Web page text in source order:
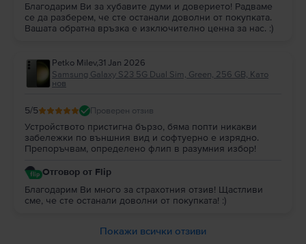
Благодарим Ви за хубавите думи и доверието! Радваме
се да разберем, че сте останали доволни от покупката.
Вашата обратна връзка е изключително ценна за нас. :)
Petko Milev,31 Jan 2026
Samsung Galaxy S23 5G Dual Sim, Green, 256 GB, Като
нов
5/5 Проверен отзив
Устройството пристигна бързо, бяма попти никакви
забележки по външния вид и софтуерно е изрядно.
Препоръчвам, определено флип в разумния избор!
Отговор от Flip
Благодарим Ви много за страхотния отзив! Щастливи
сме, че сте останали доволни от покупката! :)
Покажи всички отзиви